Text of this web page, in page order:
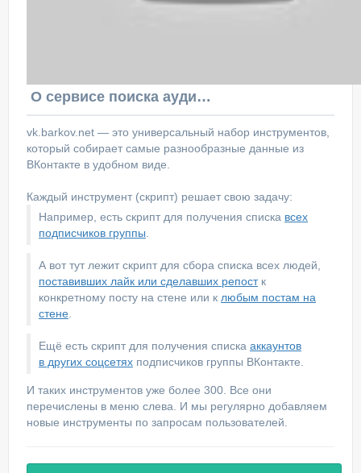
О сервисе поиска аудитории ВКонтакте
vk.barkov.net — это универсальный набор инструментов,
который собирает самые разнообразные данные из
ВКонтакте в удобном виде.
Каждый инструмент (скрипт) решает свою задачу:
Например, есть скрипт для получения списка всех
подписчиков группы
А вот тут лежит скрипт для сбора списка всех людей,
поставивших лайк или сделавших репостк
конкретному посту на стене или к любым постам на
стене
Ещё есть скрипт для получения списка аккаунтов
в других соцсетях подписчиков группы ВКонтакте.
И таких инструментов уже более 300. Все они
перечислены в меню слева. И мы регулярно добавляем
новые инструменты по запросам пользователей.